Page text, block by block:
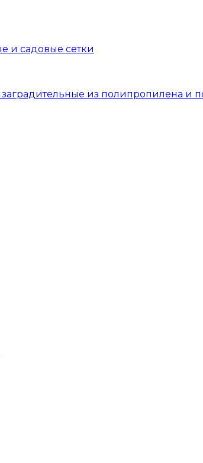
и садовые сетки
заградительные из полипропилена и